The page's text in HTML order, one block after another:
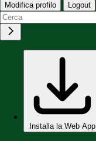
Modifica profilo Logout
Installa la Web App